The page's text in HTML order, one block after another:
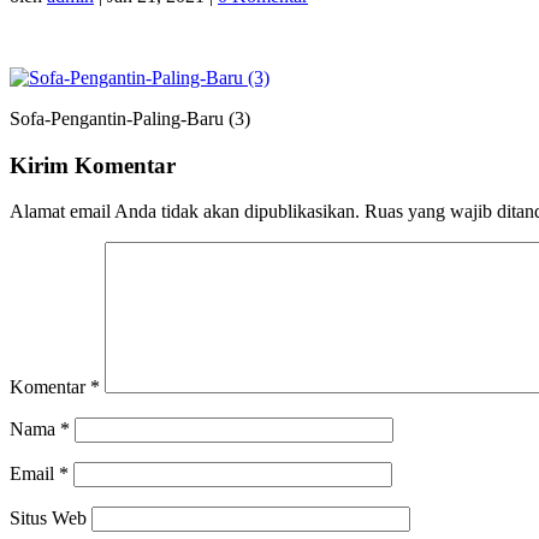
Sofa-Pengantin-Paling-Baru (3)
Kirim Komentar
Alamat email Anda tidak akan dipublikasikan. Ruas yang wajib
Komentar *
Nama *
Email *
Situs Web